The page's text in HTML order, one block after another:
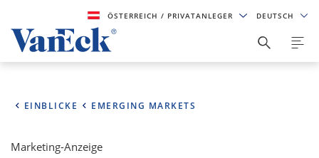
ÖSTERREICH/ PRIVATANLEGER DEUTSCH
EINBLICKE EMERGING MARKETS
Marketing-Anzeige